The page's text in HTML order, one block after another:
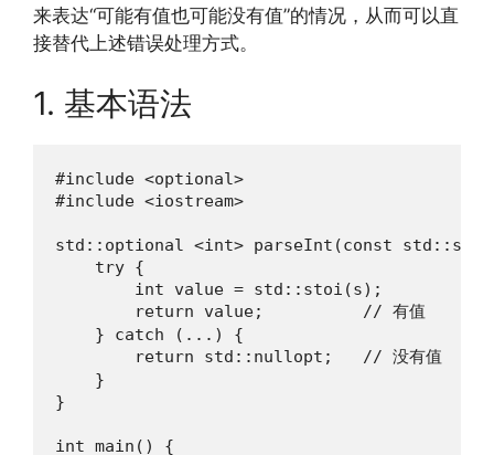
来表达“可能有值也可能没有值”的情况，从而可以直
接替代上述错误处理方式。
1. 基本语法
#include <optional>
#include <iostream>
std::optional <int> parseInt(const
    try {
        int value = std::stoi(s);
        return value;          // 有值
    } catch (...) {
        return std::nullopt;   // 没有值
    }
}
int main() {